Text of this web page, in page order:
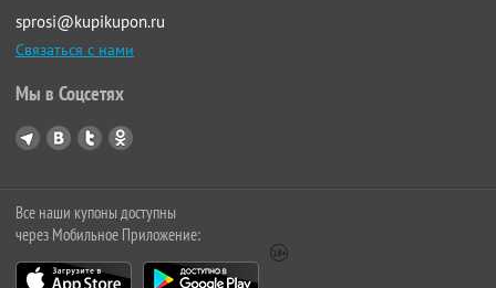
sprosi@kupikupon.ru
Связаться с нами
Мы в Соцсетях
Все наши купоны доступны
через Мобильное Приложение: